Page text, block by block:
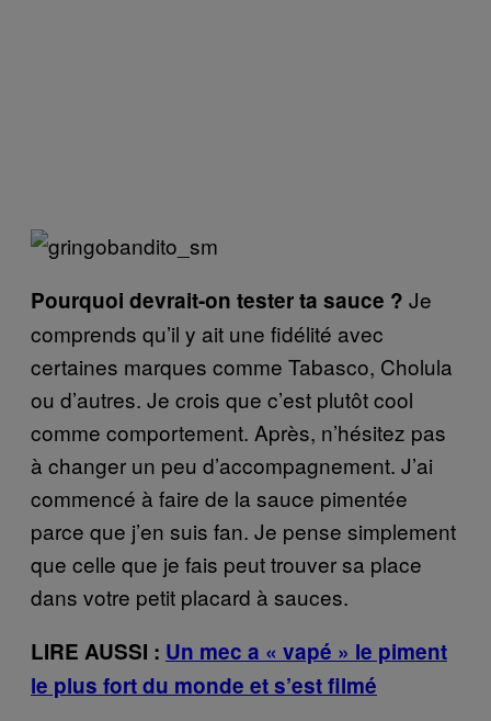
Pourquoi devrait-on tester ta sauce ? Je
comprends qu’il y ait une fidélité avec
certaines marques comme Tabasco, Cholula
ou d’autres. Je crois que c’est plutôt cool
comme comportement. Après, n’hésitez pas
à changer un peu d’accompagnement. J’ai
commencé à faire de la sauce pimentée
parce que j’en suis fan. Je pense simplement
que celle que je fais peut trouver sa place
dans votre petit placard à sauces.
LIRE AUSSI : Un mec a « vapé » le piment
le plus fort du monde et s’est filmé